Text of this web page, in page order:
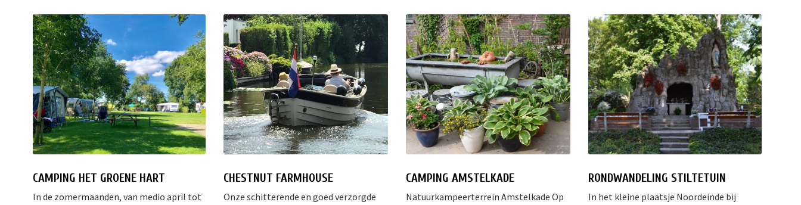
CAMPING HET GROENE HART
In de zomermaanden, van medio april tot
CHESTNUT FARMHOUSE
Onze schitterende en goed verzorgde
CAMPING AMSTELKADE
Natuurkampeerterrein Amstelkade Op
RONDWANDELING STILTETUIN
In het kleine plaatsje Noordeinde bij